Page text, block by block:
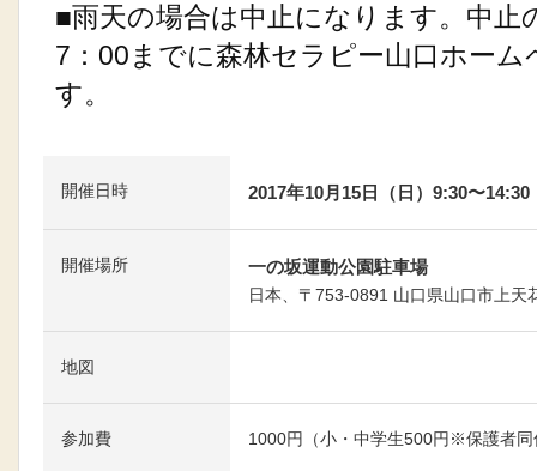
■雨天の場合は中止になります。中止
7：00までに森林セラピー山口ホー
す。
開催日時 2017年10月15日（日）9:30〜14:30
開催場所 一の坂運動公園駐車場
日本、〒753-0891 山口県山口市上天
地図
参加費 1000円（小・中学生500円※保護者同